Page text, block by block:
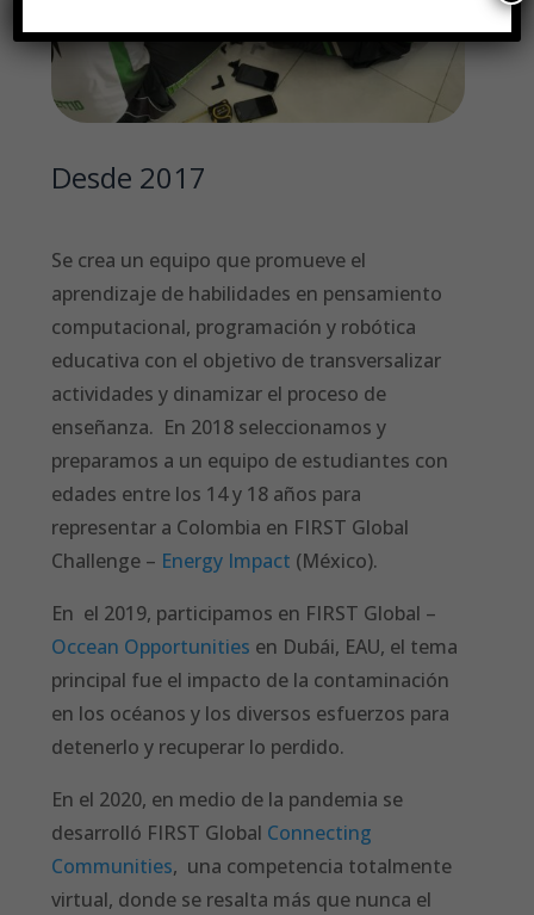
Desde 2017
Se crea un equipo que promueve el
aprendizaje de habilidades en pensamiento
computacional, programación y robótica
educativa con el objetivo de transversalizar
actividades y dinamizar el proceso de
enseñanza. En 2018 seleccionamos y
preparamos a un equipo de estudiantes con
edades entre los 14 y 18 años para
representar a Colombia en FIRST Global
Challenge – Energy Impact (México).
En el 2019, participamos en FIRST Global –
Occean Opportunities en Dubái, EAU, el tema
principal fue el impacto de la contaminación
en los océanos y los diversos esfuerzos para
detenerlo y recuperar lo perdido.
En el 2020, en medio de la pandemia se
desarrolló FIRST Global Connecting
Communities, una competencia totalmente
virtual, donde se resalta más que nunca el